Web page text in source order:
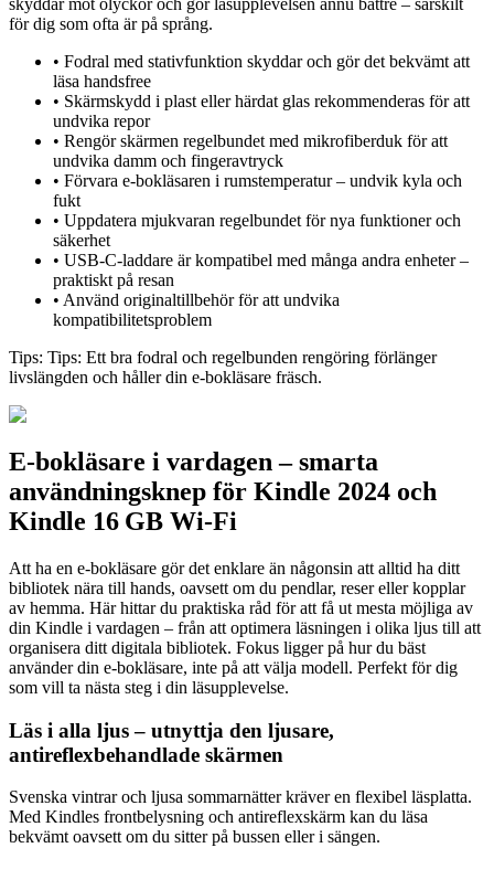
skyddar mot olyckor och gör läsupplevelsen ännu bättre – särskilt
för dig som ofta är på språng.
• Fodral med stativfunktion skyddar och gör det bekvämt att
läsa handsfree
• Skärmskydd i plast eller härdat glas rekommenderas för att
undvika repor
• Rengör skärmen regelbundet med mikrofiberduk för att
undvika damm och fingeravtryck
• Förvara e-bokläsaren i rumstemperatur – undvik kyla och
fukt
• Uppdatera mjukvaran regelbundet för nya funktioner och
säkerhet
• USB-C-laddare är kompatibel med många andra enheter –
praktiskt på resan
• Använd originaltillbehör för att undvika
kompatibilitetsproblem
Tips: Tips: Ett bra fodral och regelbunden rengöring förlänger
livslängden och håller din e-bokläsare fräsch.
E-bokläsare i vardagen – smarta
användningsknep för Kindle 2024 och
Kindle 16 GB Wi-Fi
Att ha en e-bokläsare gör det enklare än någonsin att alltid ha ditt
bibliotek nära till hands, oavsett om du pendlar, reser eller kopplar
av hemma. Här hittar du praktiska råd för att få ut mesta möjliga av
din Kindle i vardagen – från att optimera läsningen i olika ljus till att
organisera ditt digitala bibliotek. Fokus ligger på hur du bäst
använder din e-bokläsare, inte på att välja modell. Perfekt för dig
som vill ta nästa steg i din läsupplevelse.
Läs i alla ljus – utnyttja den ljusare,
antireflexbehandlade skärmen
Svenska vintrar och ljusa sommarnätter kräver en flexibel läsplatta.
Med Kindles frontbelysning och antireflexskärm kan du läsa
bekvämt oavsett om du sitter på bussen eller i sängen.